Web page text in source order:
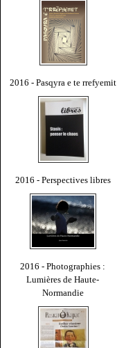
2016 - Pasqyra e te rrefyemit
2016 - Perspectives libres
2016 - Photographies :
Lumières de Haute-
Normandie